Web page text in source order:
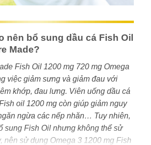
nên bổ sung dầu cá Fish Oil
Made?
Fish Oil 1200 mg 720 mg Omega
việc giảm sưng và giảm đau với
khớp, đau lưng. Viên uống dầu cá
oil 1200 mg còn giúp giảm nguy
ngừa các nếp nhăn… Tuy nhiên,
sung Fish Oil nhưng không thể sử
nên sử dụng Omega 3 1200 mg Fish